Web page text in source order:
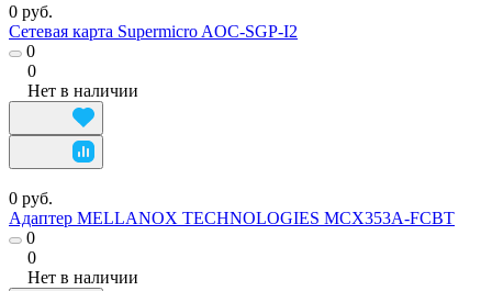
0 руб.
Сетевая карта Supermicro AOC-SGP-I2
0
0
Нет в наличии
0 руб.
Адаптер MELLANOX TECHNOLOGIES MCX353A-FCBT
0
0
Нет в наличии